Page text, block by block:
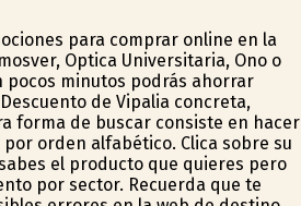
para comprar online en la
Optica Universitaria, Ono o
minutos podrás ahorrar
de Vipalia concreta,
forma de buscar consiste en hacer
orden alfabético. Clica sobre su
el producto que quieres pero
por sector. Recuerda que te